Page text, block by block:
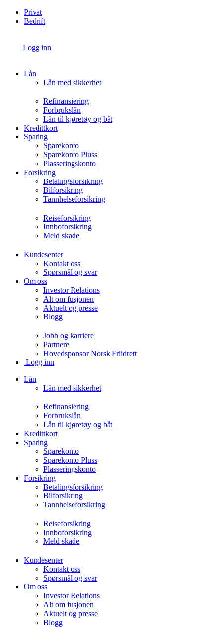
Skip
Privat
Bedrift
Logg inn
Lån
Lån med sikkerhet
Refinansiering
Forbrukslån
Lån til kjøretøy og båt
Kredittkort
Sparing
Sparekonto
Sparekonto Pluss
Plasseringskonto
Forsikring
Betalingsforsikring
Bilforsikring
Tannhelseforsikring
Reiseforsikring
Innboforsikring
Meld skade
Kundesenter
Kontakt oss
Spørsmål og svar
Om oss
Investor Relations
Alt om fusjonen
Aktuelt og presse
Blogg
Jobb og karriere
Partnere
Hovedsponsor Norsk Friidrett
Logg inn
Lån
Lån med sikkerhet
Refinansiering
Forbrukslån
Lån til kjøretøy og båt
Kredittkort
Sparing
Sparekonto
Sparekonto Pluss
Plasseringskonto
Forsikring
Betalingsforsikring
Bilforsikring
Tannhelseforsikring
Reiseforsikring
Innboforsikring
Meld skade
Kundesenter
Kontakt oss
Spørsmål og svar
Om oss
Investor Relations
Alt om fusjonen
Aktuelt og presse
Blogg